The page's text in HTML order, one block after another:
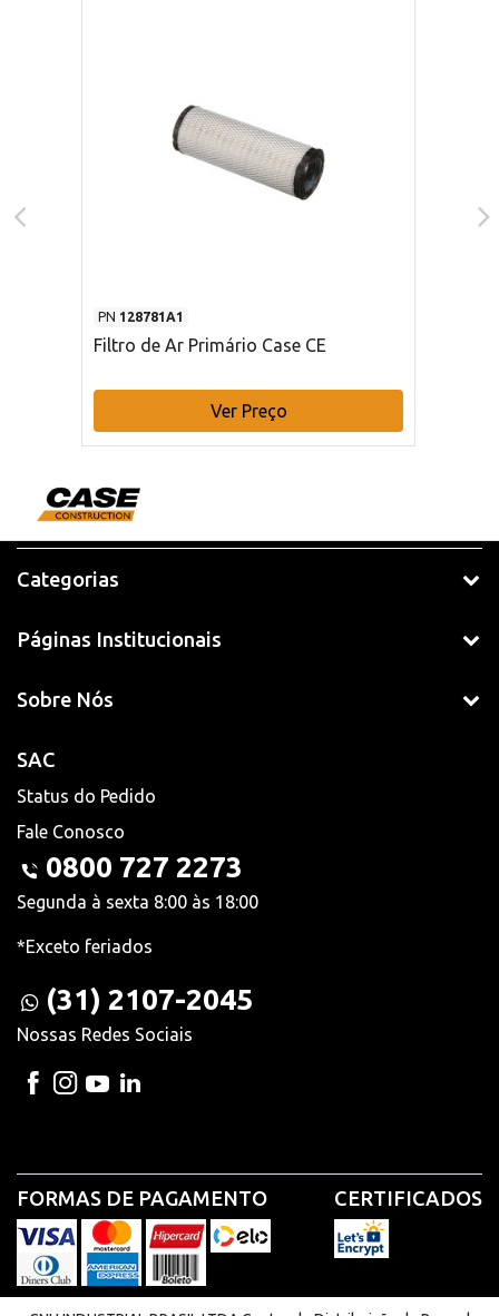
PN 128781A1
Filtro de Ar Primário Case CE
Ver Preço
Categorias
Páginas Institucionais
Sobre Nós
SAC
Status do Pedido
Fale Conosco
0800 727 2273
Segunda à sexta 8:00 às 18:00
*Exceto feriados
(31) 2107-2045
Nossas Redes Sociais
FORMAS DE PAGAMENTO CERTIFICADOS